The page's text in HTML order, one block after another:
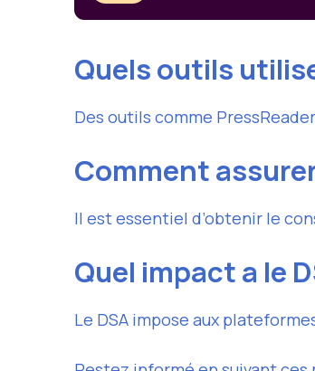
Quels outils
Des outils comme
Comment
Il est essentiel d’obtenir le
Quel impact a le
Le DSA impose aux